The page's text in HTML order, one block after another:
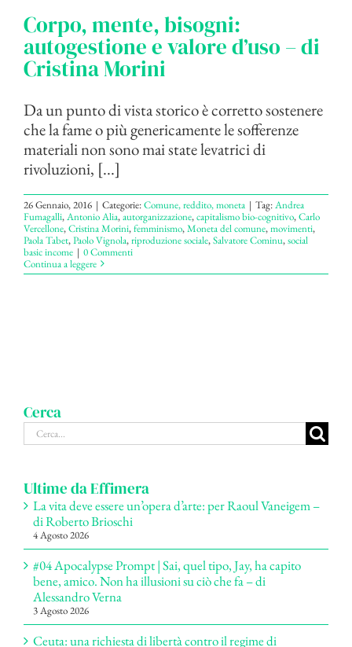
Corpo, mente, bisogni:
autogestione e valore d’uso – di
Cristina Morini
Da un punto di vista storico è corretto sostenere
che la fame o più genericamente le sofferenze
materiali non sono mai state levatrici di
rivoluzioni, [...]
26 Gennaio, 2016 | Categorie:Comune, reddito, moneta | Tag:Andrea
Fumagalli,Antonio Alia,autorganizzazione,capitalismo bio-cognitivo,Carlo
Vercellone,Cristina Morini,femminismo,Moneta del comune,movimenti,
Paola Tabet,Paolo Vignola,riproduzione sociale,Salvatore Cominu,social
basic income | 0 Commenti
Continua a leggere
Cerca
Cerca
per:
Ultime da Effimera
La vita deve essere un’opera d’arte: per Raoul Vaneigem –
di Roberto Brioschi
4 Agosto 2026
#04 Apocalypse Prompt | Sai, quel tipo, Jay, ha capito
bene, amico. Non ha illusioni su ciò che fa – di
Alessandro Verna
3 Agosto 2026
Ceuta: una richiesta di libertà contro il regime di